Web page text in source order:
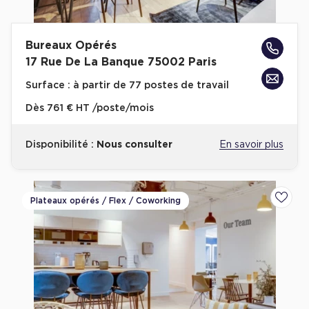
Location d'Entrepôts / Activités à Massy
Location d'Entrepôts / Activités à Besançon
Achat d'Entrepôts / Activités
Achat d'Entrepôts / Activités en Ille-et-Vilaine
Achat d'Entrepôts / Activités à Toulouse
Achat d'Entrepôts / Activités à Dijon
Collections d'Entrepôts / Activités
Entrepôts et Locaux d'activités indépendants
Entrepôts et Locaux d'activités avec quai de
chargement
Bureaux Opérés
17 Rue De La Banque 75002 Paris
Surface : à partir de 77 postes de travail
Dès 761 € HT /poste/mois
Disponibilité : Nous consulter En savoir plus
Plateaux opérés / Flex / Coworking